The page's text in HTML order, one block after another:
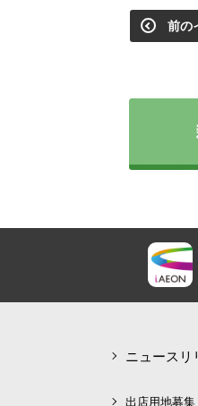
前の
ニュースリ
出店用地募集